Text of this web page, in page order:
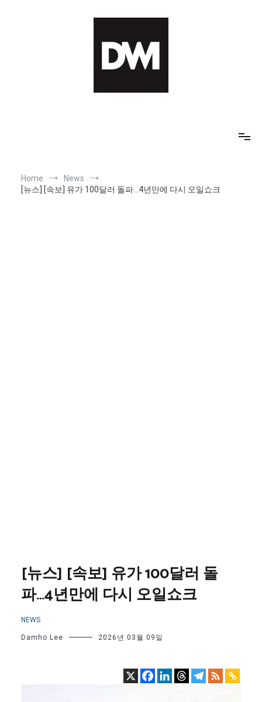
Home
News
[뉴스] [속보] 유가 100달러 돌파…4년만에 다시 오일쇼크
[뉴스] [속보] 유가 100달러 돌
파…4년만에 다시 오일쇼크
NEWS
Damho Lee 2026년 03월 09일